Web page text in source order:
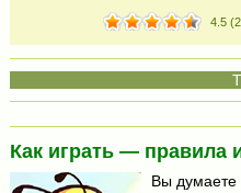
4.5(2
Как играть — правила
Вы думаете